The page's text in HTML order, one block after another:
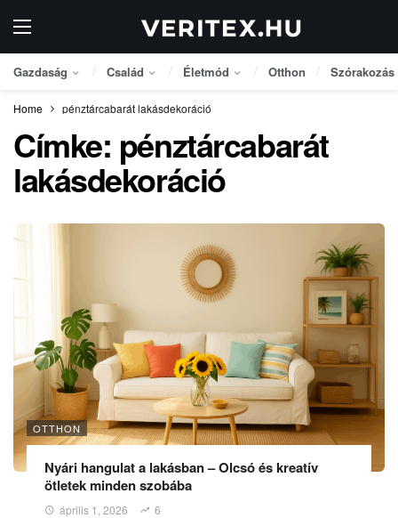
Gazdaság Család Életmód Otthon Szórakozás
Home pénztárcabarát lakásdekoráció
Címke: pénztárcabarát
lakásdekoráció
OTTHON
Nyári hangulat a lakásban – Olcsó és kreatív
ötletek minden szobába
április 1, 2026 6